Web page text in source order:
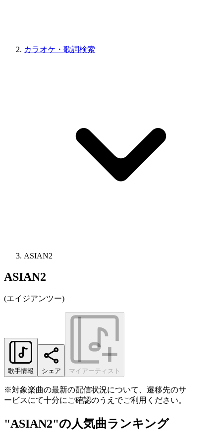
カラオケ・歌詞検索
ASIAN2
ASIAN2
(エイジアンツー)
歌手情報 シェア マイアーティスト
※対象楽曲の最新の配信状況について、遷移先のサ
ービスにて十分にご確認のうえでご利用ください。
"ASIAN2"の人気曲ランキング